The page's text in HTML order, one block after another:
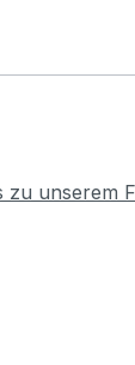
zu unserem